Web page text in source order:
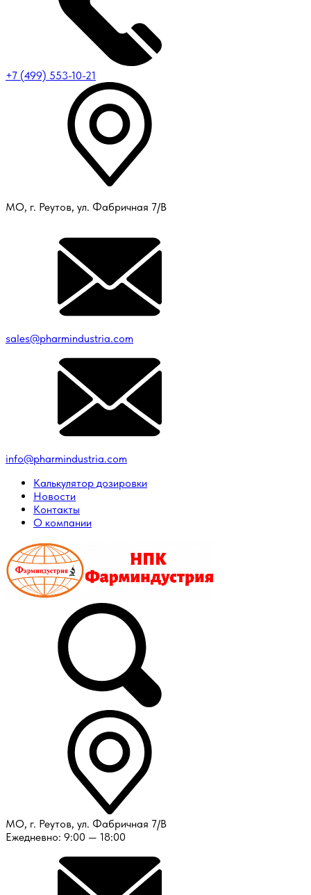
+7 (499) 553-10-21
МО, г. Реутов, ул. Фабричная 7/В
sales@pharmindustria.com
info@pharmindustria.com
Калькулятор дозировки
Новости
Контакты
О компании
МО, г. Реутов, ул. Фабричная 7/В
Ежедневно: 9:00 — 18:00